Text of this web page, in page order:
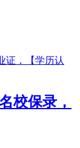
校保录，